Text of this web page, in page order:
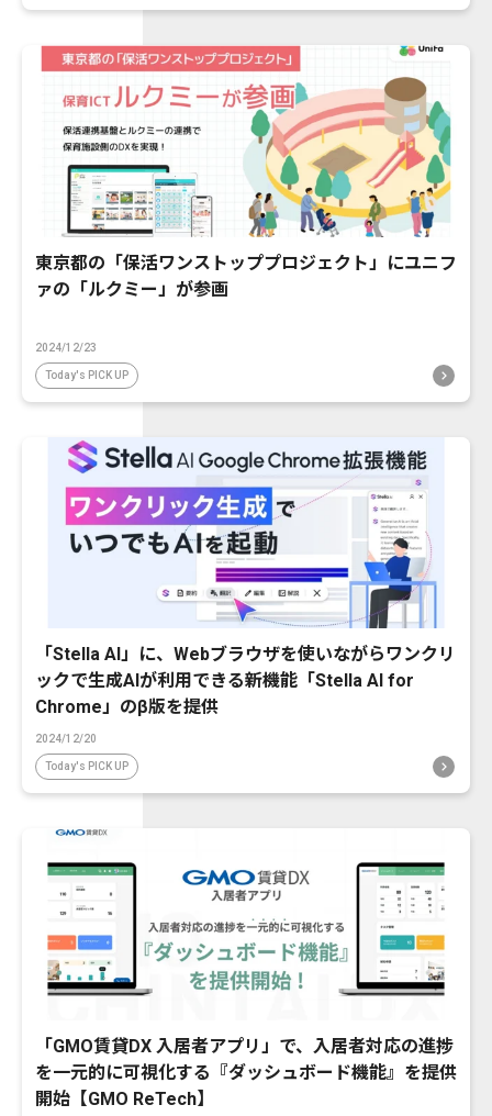
東京都の「保活ワンストッププロジェクト」にユニフ
ァの「ルクミー」が参画
2024/12/23
Today's PICK UP
「Stella AI」に、Webブラウザを使いながらワンクリ
ックで生成AIが利用できる新機能「Stella AI for
Chrome」のβ版を提供
2024/12/20
Today's PICK UP
「GMO賃貸DX 入居者アプリ」で、入居者対応の進捗
を一元的に可視化する『ダッシュボード機能』を提供
開始【GMO ReTech】